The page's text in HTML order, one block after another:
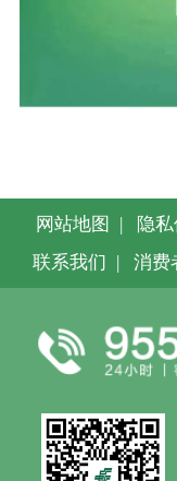
网站地图 | 隐
联系我们 | 消费